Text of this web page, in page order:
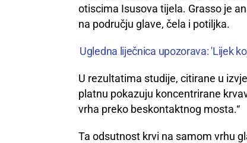
otiscima Isusova tijela. Grasso je
na području glave, čela i potiljka.
Ugledna liječnica upozorava: 'Lijek
U rezultatima studije, citirane u
platnu pokazuju koncentrirane
vrha preko beskontaktnog mosta.“
Ta odsutnost krvi na samom vrhu